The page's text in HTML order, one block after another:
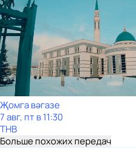
Җомга вәгазе
7 авг, пт в 11:30
ТНВ
Больше похожих передач